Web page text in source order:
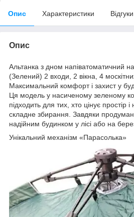
Опис Характеристики
Опис
Альтанка з дном напіватоматичний
(Зелений) 2 входи, 2 вікна, 4
Максимальний комфорт і захист у
Ця модель у насиченому зеленому
підходить для тих, хто цінує простір
складне збирання. Завдяки
надійним будинком у лісі або на
Унікальний механізм «Парасолька»